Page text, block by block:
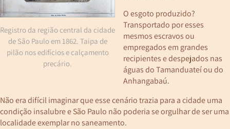
Registro da região central da cidade
de São Paulo em 1862. Taipa de
pilão nos edifícios e calçamento
precário.
O esgoto produzido?
Transportado por esses
mesmos escravos ou
empregados em grandes
recipientes e despejados nas
águas do Tamanduateí ou do
Anhangabaú.
Não era difícil imaginar que esse cenário trazia para a cidade uma
condição insalubre e São Paulo não poderia se orgulhar de ser uma
localidade exemplar no saneamento.